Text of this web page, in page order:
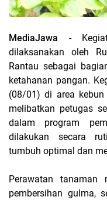
MediaJawa -
dilaksanakan oleh
Rantau sebagai
ketahanan pangan.
(08/01) di area kebun
melibatkan petugas
dalam program
dilakukan secara
tumbuh optimal dan
Perawatan tanaman
pembersihan gulma,